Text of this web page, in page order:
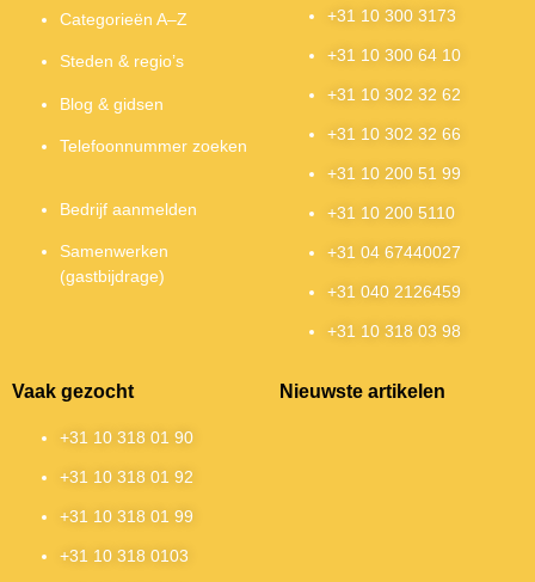
Categorieën A–Z
Steden & regio’s
Blog & gidsen
Telefoonnummer zoeken
Bedrijf aanmelden
Samenwerken
(gastbijdrage)
+31 10 300 3173
+31 10 300 64 10
+31 10 302 32 62
+31 10 302 32 66
+31 10 200 51 99
+31 10 200 5110
+31 04 67440027
+31 040 2126459
+31 10 318 03 98
Vaak gezocht
+31 10 318 01 90
+31 10 318 01 92
+31 10 318 01 99
+31 10 318 0103
Nieuwste artikelen